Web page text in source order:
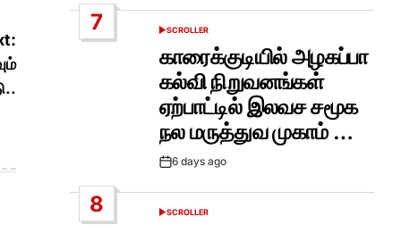
7
POSTED
SCROLLER
காரைக்குடியில் அழகப்பா
கல்வி நிறுவனங்கள்
ஏற்பாட்டில் இலவச சமூக
நல மருத்துவ முகாம் …
Post6 days ago
8
POSTED
SCROLLER